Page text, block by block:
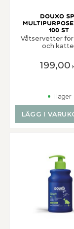
Douxo
Multipurpose
100 st
Våtservetter för
och
199,00
I lager
LÄGG I